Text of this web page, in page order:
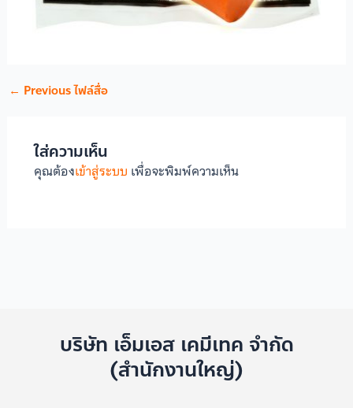
← Previous ไฟล์สื่อ
ใส่ความเห็น
คุณต้องเข้าสู่ระบบ เพื่อจะพิมพ์ความเห็น
บริษัท เอ็มเอส เคมีเทค จำกัด
(สำนักงานใหญ่)